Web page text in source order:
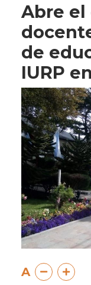
Abre el
de
IURP
A